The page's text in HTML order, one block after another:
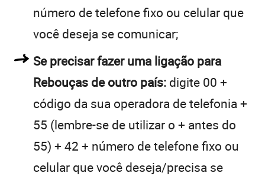
número de telefone fixo ou celular que
você deseja se comunicar;
Se precisar fazer uma ligação para
Rebouças de outro país: digite 00 +
código da sua operadora de telefonia +
55 (lembre-se de utilizar o + antes do
55) + 42 + número de telefone fixo ou
celular que você deseja/precisa se